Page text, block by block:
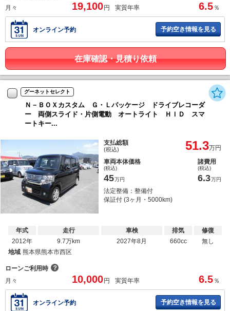
月々
19,100 円 実質年率 6.5 ％
オンライン予約 予約空き情報を見る
在庫確認・見積り依頼
グーネットセレクト
Ｎ－ＢＯＸカスタム Ｇ・Ｌパッケージ ドライブレコーダ
ー 両側スライド・片側電動 オートライト ＨＩＤ スマ
ートキー...
支払総額
(税込) 51.3万円
車両本体価格
(税込)
45万円
諸費用
(税込)
6.3万円
法定整備：整備付
保証付 (3ヶ月・5000km)
年式
2012年
走行
9.7万km
車検
2027年8月
排気
660cc
修復
無し
地域 熊本県熊本市西区
ローンご利用時 ？
月々
10,000 円 実質年率 6.5 ％
オンライン予約 予約空き情報を見る